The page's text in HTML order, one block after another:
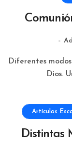
Diferentes modos de cultivar la oración e intimidad con
Dios.
Artículos
Distintas